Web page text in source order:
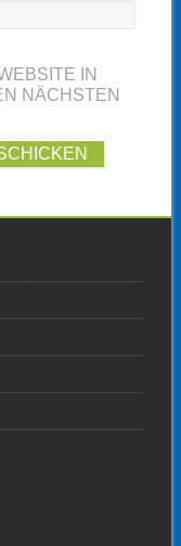
IN
NÄCHSTEN